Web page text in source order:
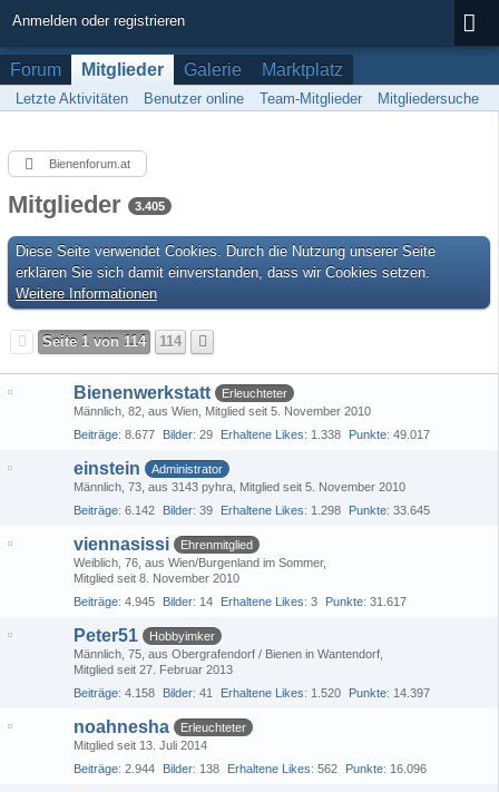
Anmelden oder registrieren
Forum Mitglieder Galerie Marktplatz
Letzte Aktivitäten Benutzer online Team-Mitglieder Mitgliedersuche
Bienenforum.at
Mitglieder 3.405
Diese Seite verwendet Cookies. Durch die Nutzung unserer Seite
erklären Sie sich damit einverstanden, dass wir Cookies setzen.
Weitere Informationen
Seite 1 von 114 114
Bienenwerkstatt
Erleuchteter
Männlich 82 aus Wien Mitglied seit 5. November 2010
Beiträge 8.677 Bilder 29 Erhaltene Likes 1.338 Punkte 49.017
einstein
Administrator
Männlich 73 aus 3143 pyhra Mitglied seit 5. November 2010
Beiträge 6.142 Bilder 39 Erhaltene Likes 1.298 Punkte 33.645
viennasissi
Ehrenmitglied
Weiblich 76 aus Wien/Burgenland im Sommer
Mitglied seit 8. November 2010
Beiträge 4.945 Bilder 14 Erhaltene Likes 3 Punkte 31.617
Peter51
Hobbyimker
Männlich 75 aus Obergrafendorf / Bienen in Wantendorf
Mitglied seit 27. Februar 2013
Beiträge 4.158 Bilder 41 Erhaltene Likes 1.520 Punkte 14.397
noahnesha
Erleuchteter
Mitglied seit 13. Juli 2014
Beiträge 2.944 Bilder 138 Erhaltene Likes 562 Punkte 16.096